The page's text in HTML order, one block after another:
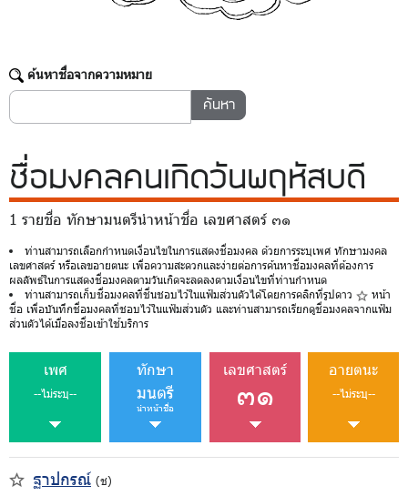
ค้นหาชื่อจากความหมาย
ชื่อมงคลคนเกิดวันพฤหัสบดี
1 รายชื่อ ทักษามนตรีนำหน้าชื่อ เลขศาสตร์ ๓๑
ท่านสามารถเลือกกำหนดเงื่อนไขในการแสดงชื่อมงคล ด้วยการระบุเพศ ทักษามงคล
เลขศาสตร์ หรือเลขอายตนะ เพื่อความสะดวกและง่ายต่อการค้นหาชื่อมงคลที่ต้องการ
ผลลัพธ์ในการแสดงชื่อมงคลตามวันเกิดจะลดลงตามเงื่อนไขที่ท่านกำหนด
ท่านสามารถเก็บชื่อมงคลที่ชื่นชอบไว้ในแฟ้มส่วนตัวได้โดยการคลิกที่รูปดาว
หน้า
ชื่อ เพื่อบันทึกชื่อมงคลที่ชอบไว้ในแฟ้มส่วนตัว และท่านสามารถเรียกดูชื่อมงคลจากแฟ้ม
ส่วนตัวได้เมื่อลงชื่อเข้าใช้บริการ
เพศ
--ไม่ระบุ--
ทักษา
มนตรี
นำหน้าชื่อ
เลขศาสตร์
๓๑
อายตนะ
--ไม่ระบุ--
ฐาปกรณ์ (ช)